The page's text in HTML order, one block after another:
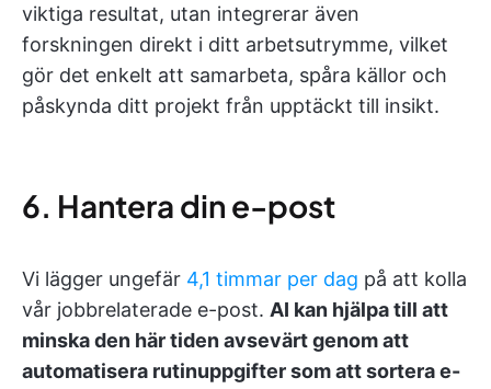
viktiga resultat, utan integrerar även
forskningen direkt i ditt arbetsutrymme, vilket
gör det enkelt att samarbeta, spåra källor och
påskynda ditt projekt från upptäckt till insikt.
6. Hantera din e-post
Vi lägger ungefär 4,1 timmar per dag på att kolla
vår jobbrelaterade e-post. AI kan hjälpa till att
minska den här tiden avsevärt genom att
automatisera rutinuppgifter som att sortera e-